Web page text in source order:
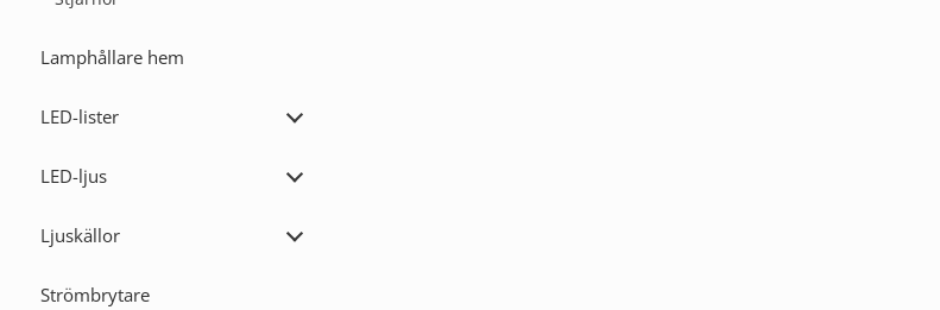
Lamphållare hem
LED-lister
Expandera
LED-ljus
Expandera
Ljuskällor
Expandera
Strömbrytare